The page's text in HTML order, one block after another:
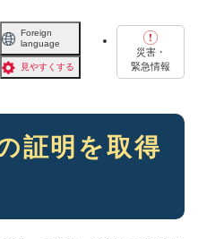
Foreign
language
見やすくする
災害・
緊急情報
証明を取得